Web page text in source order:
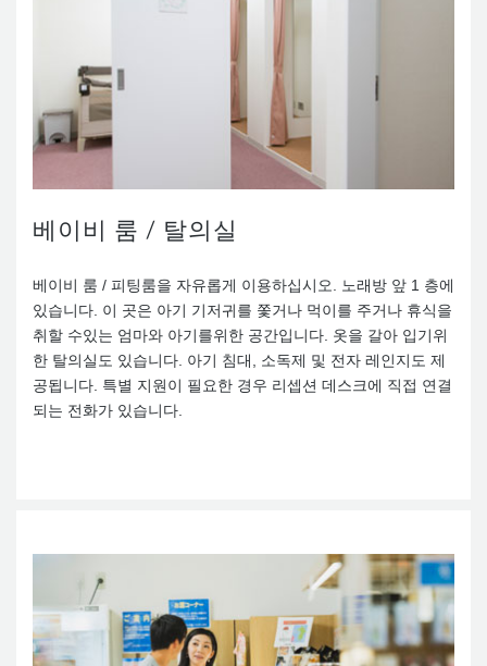
베이비 룸 / 탈의실
베이비 룸 / 피팅룸을 자유롭게 이용하십시오. 노래방 앞 1 층에
있습니다. 이 곳은 아기 기저귀를 쫓거나 먹이를 주거나 휴식을
취할 수있는 엄마와 아기를위한 공간입니다. 옷을 갈아 입기위
한 탈의실도 있습니다. 아기 침대, 소독제 및 전자 레인지도 제
공됩니다. 특별 지원이 필요한 경우 리셉션 데스크에 직접 연결
되는 전화가 있습니다.